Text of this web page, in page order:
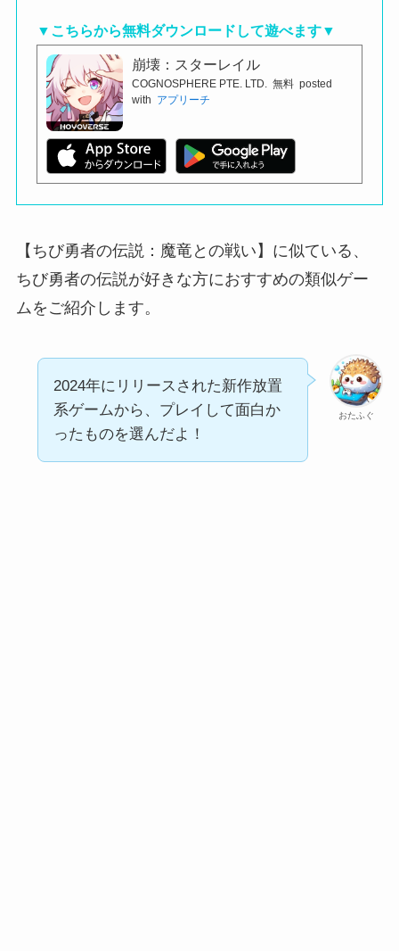
▼こちらから無料ダウンロードして遊べます▼
崩壊：スターレイル
COGNOSPHERE PTE. LTD. 無料 posted
with アプリーチ
【ちび勇者の伝説：魔竜との戦い】に似ている、
ちび勇者の伝説が好きな方におすすめの類似ゲー
ムをご紹介します。
おたふぐ
2024年にリリースされた新作放置
系ゲームから、プレイして面白か
ったものを選んだよ！